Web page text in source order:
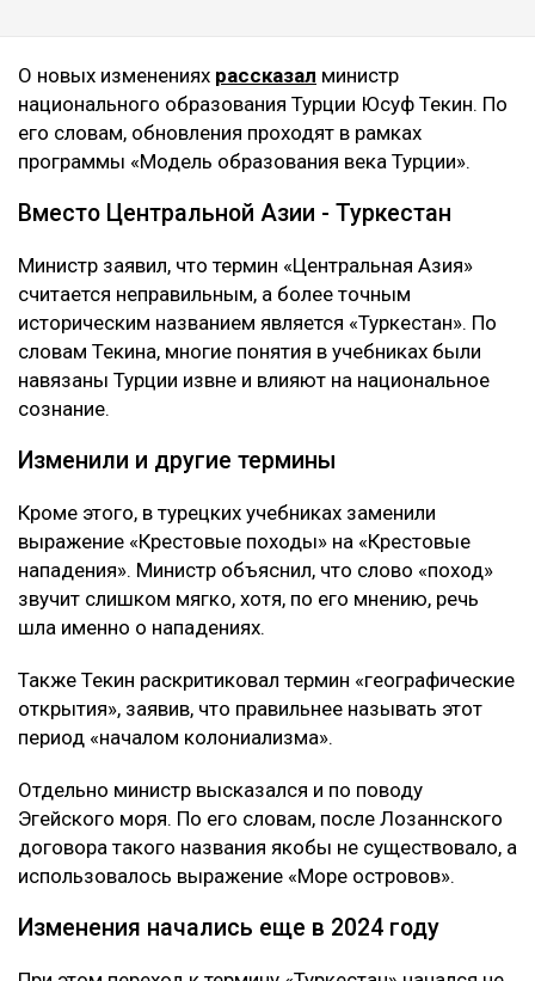
О новых изменениях рассказал министр
национального образования Турции Юсуф Текин. По
его словам, обновления проходят в рамках
программы «Модель образования века Турции».
Вместо Центральной Азии - Туркестан
Министр заявил, что термин «Центральная Азия»
считается неправильным, а более точным
историческим названием является «Туркестан». По
словам Текина, многие понятия в учебниках были
навязаны Турции извне и влияют на национальное
сознание.
Изменили и другие термины
Кроме этого, в турецких учебниках заменили
выражение «Крестовые походы» на «Крестовые
нападения». Министр объяснил, что слово «поход»
звучит слишком мягко, хотя, по его мнению, речь
шла именно о нападениях.
Также Текин раскритиковал термин «географические
открытия», заявив, что правильнее называть этот
период «началом колониализма».
Отдельно министр высказался и по поводу
Эгейского моря. По его словам, после Лозаннского
договора такого названия якобы не существовало, а
использовалось выражение «Море островов».
Изменения начались еще в 2024 году